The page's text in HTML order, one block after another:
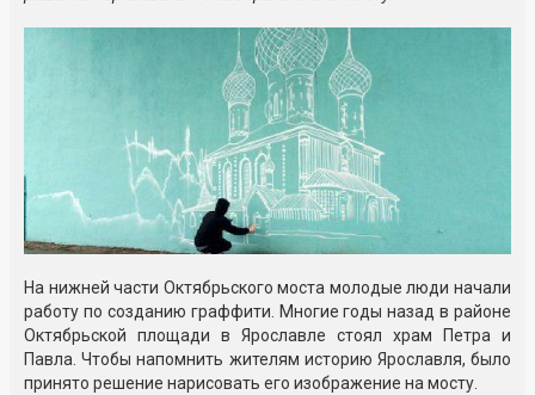
На нижней части Октябрьского моста молодые люди начали
работу по созданию граффити. Многие годы назад в районе
Октябрьской площади в Ярославле стоял храм Петра и
Павла. Чтобы напомнить жителям историю Ярославля, было
принято решение нарисовать его изображение на мосту.